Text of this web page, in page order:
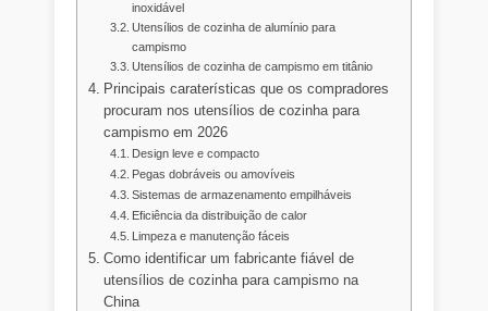
inoxidável
Utensílios de cozinha de alumínio para
campismo
Utensílios de cozinha de campismo em titânio
Principais caraterísticas que os compradores
procuram nos utensílios de cozinha para
campismo em 2026
Design leve e compacto
Pegas dobráveis ou amovíveis
Sistemas de armazenamento empilháveis
Eficiência da distribuição de calor
Limpeza e manutenção fáceis
Como identificar um fabricante fiável de
utensílios de cozinha para campismo na
China